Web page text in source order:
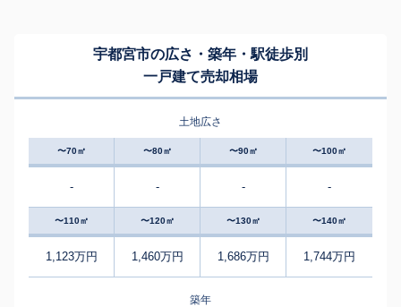
宇都宮市の広さ・築年・駅徒歩別
一戸建て売却相場
土地広さ
〜70㎡ 〜80㎡ 〜90㎡ 〜100㎡
- - - -
〜110㎡ 〜120㎡ 〜130㎡ 〜140㎡
1,123万円 1,460万円 1,686万円 1,744万円
築年